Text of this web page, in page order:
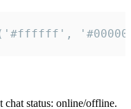
chat status: online/offline.